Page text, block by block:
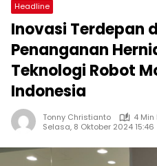
Headline
Inovasi Terdepan
Penanganan
Teknologi Robot
Indonesia
Tonny Christianto
4 Min
Selasa, 8 Oktober 2024 15:46